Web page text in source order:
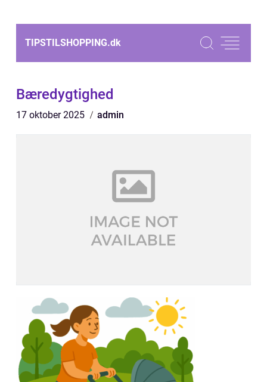
TIPSTILSHOPPING.dk
Bæredygtighed
17 oktober 2025 admin